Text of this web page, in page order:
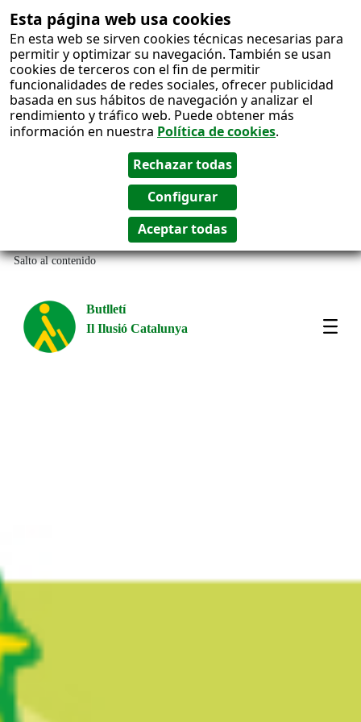
Esta página web usa cookies
En esta web se sirven cookies técnicas necesarias para
permitir y optimizar su navegación. También se usan
cookies de terceros con el fin de permitir
funcionalidades de redes sociales, ofrecer publicidad
basada en sus hábitos de navegación y analizar el
rendimiento y tráfico web. Puede obtener más
información en nuestra Política de cookies.
Salto al contenido
Butlletí
Il Ilusió Catalunya